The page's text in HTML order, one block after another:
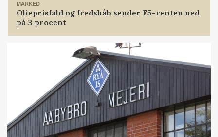
MARKED
Olieprisfald og fredshåb sender F5-renten ned
på 3 procent